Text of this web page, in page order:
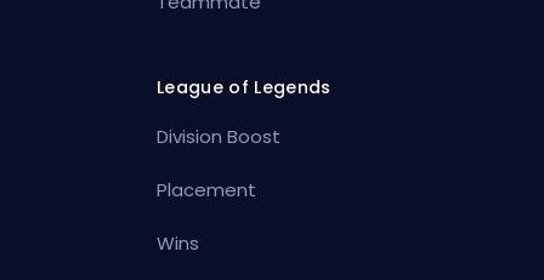
League of Legends
Division Boost
Placement
Wins